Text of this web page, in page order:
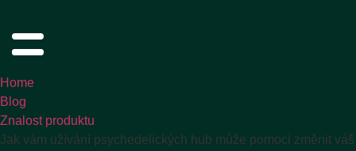
Home
Blog
Znalost produktu
Jak vám užívání psychedelických hub může pomoci změnit váš